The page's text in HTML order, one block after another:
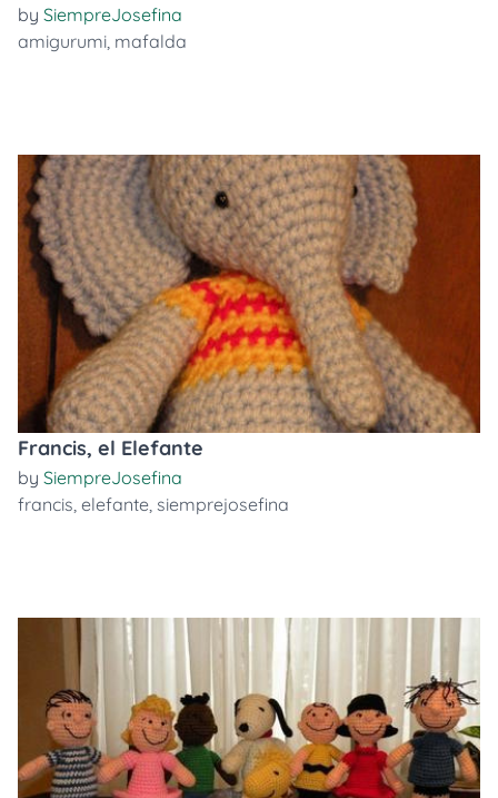
by SiempreJosefina
amigurumi, mafalda
Francis, el Elefante
by SiempreJosefina
francis, elefante, siemprejosefina